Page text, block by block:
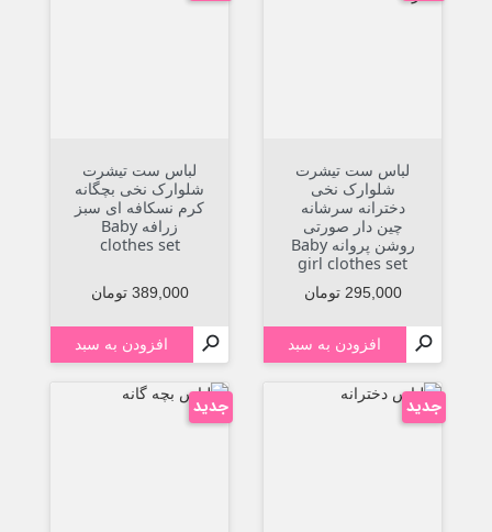
لباس ست تیشرت
شلوارک نخی
دخترانه سرشانه
چین دار صورتی
روشن پروانه Baby
girl clothes set
قیمت
295,000 تومان
 افزودن به سبد
لباس ست تیشرت
شلوارک نخی بچگانه
کرم نسکافه ای سبز
زرافه Baby
clothes set
قیمت
389,000 تومان
 افزودن به سبد
جدید جدید